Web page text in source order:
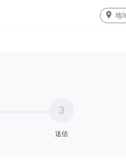
place 地
3
送信